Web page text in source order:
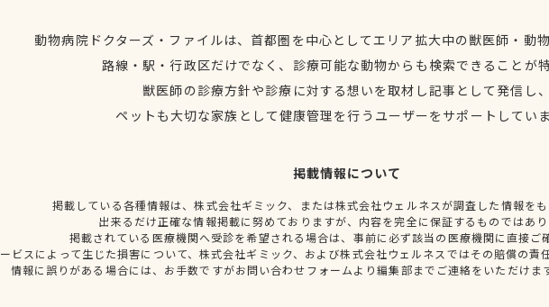
動物病院ドクターズ・ファイルは、首都圏を中心としてエリア拡大中の獣医師・動
路線・駅・行政区だけでなく、診療可能な動物からも検索できることが
獣医師の診療方針や診療に対する想いを取材し記事として発信し
ペットも大切な家族として健康管理を行うユーザーをサポートしてい
掲載情報について
掲載している各種情報は、株式会社ギミック、または株式会社ウェルネスが調査した情報を
出来るだけ正確な情報掲載に努めておりますが、内容を完全に保証するものではあ
掲載されている医療機関へ受診を希望される場合は、事前に必ず該当の医療機関に直接ご
ビスによって生じた損害について、株式会社ギミック、および株式会社ウェルネスではその賠償の責
情報に誤りがある場合には、お手数ですがお問い合わせフォームより編集部までご連絡をいただけま